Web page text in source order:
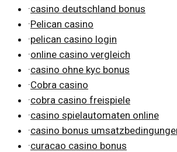
·casino deutschland bonus
·Pelican casino
·pelican casino login
·online casino vergleich
·casino ohne kyc bonus
·Cobra casino
·cobra casino freispiele
·casino spielautomaten online
·casino bonus
·curacao casino bonus